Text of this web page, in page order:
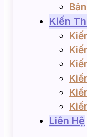
Kiến
Liên Hệ